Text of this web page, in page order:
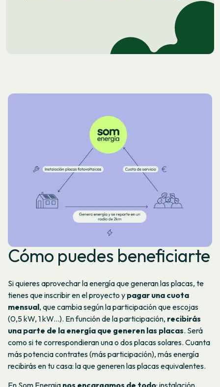
Cómo puedes beneficiarte
Si quieres aprovechar la energía que generan las placas, te
tienes que inscribir en el proyecto y pagar una cuota
mensual, que cambia según la participación que escojas
(0,5 kW, 1 kW...). En función de la participación, recibirás
una parte de la energía que generen las placas. Será
como si te correspondieran una o dos placas solares. Cuanta
más potencia contrates (más participación), más energía
recibirás en tu casa: la que generen las placas equivalentes.